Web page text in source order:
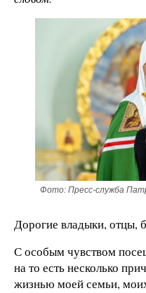
Фото: Пресс-служба
Дорогие владыки, отцы,
С особым чувством
на то есть несколько
жизнью моей семьи,